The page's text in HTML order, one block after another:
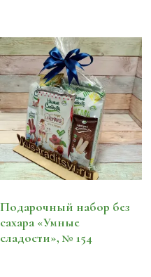
Подарочный набор без
сахара «Умные
сладости», № 154